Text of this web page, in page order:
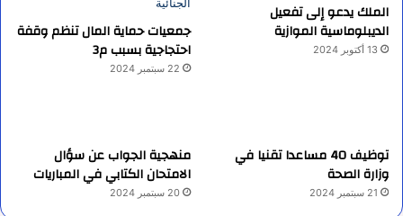
الملك يدعو إلى تفعيل
الديبلوماسية الموازية
13 أكتوبر 2024
جمعيات حماية المال تنظم وقفة
احتجاجية بسبب م3
22 سبتمبر 2024
توظيف 40 مساعدا تقنيا في
وزارة الصحة
21 سبتمبر 2024
منهجية الجواب عن سؤال
الامتحان الكتابي في المباريات
20 سبتمبر 2024